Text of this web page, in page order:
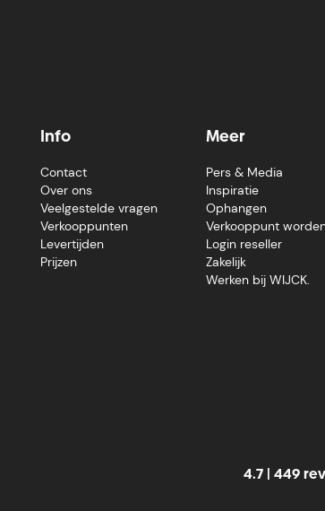
Info
Contact
Over ons
Veelgestelde vragen
Verkooppunten
Levertijden
Prijzen
Meer
Pers & Media
Inspiratie
Ophangen
Verkooppunt
Login reseller
Zakelijk
Werken bij WIJCK.
4.7 | 449